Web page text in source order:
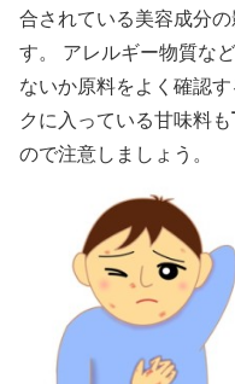
合されている美容成分
す。 アレルギー物質な
ないか原料をよく確認
クに入っている甘味料も
ので注意しましょう。